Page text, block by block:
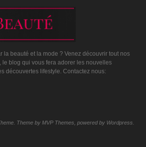
la beauté et la mode ? Venez découvrir tout nos
le blog qui vous fera adorer les nouvelles
découvertes lifestyle. Contactez nous:
Theme by MVP Themes, powered by Wordpress.